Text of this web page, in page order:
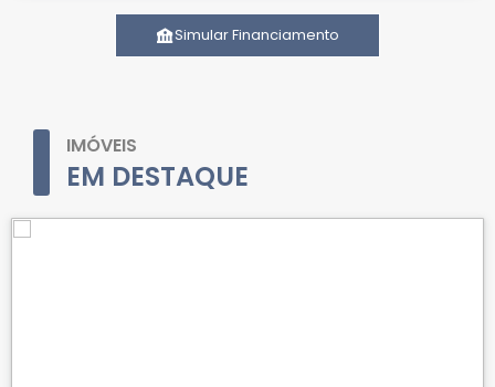
Simular Financiamento
IMÓVEIS
EM DESTAQUE